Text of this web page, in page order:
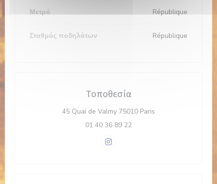
Μετρό République
Σταθμός ποδηλάτων République
Τοποθεσία
45 Quai de Valmy 75010 Paris
01 40 36 89 22
Instagram ((ανοίγει σε νέο